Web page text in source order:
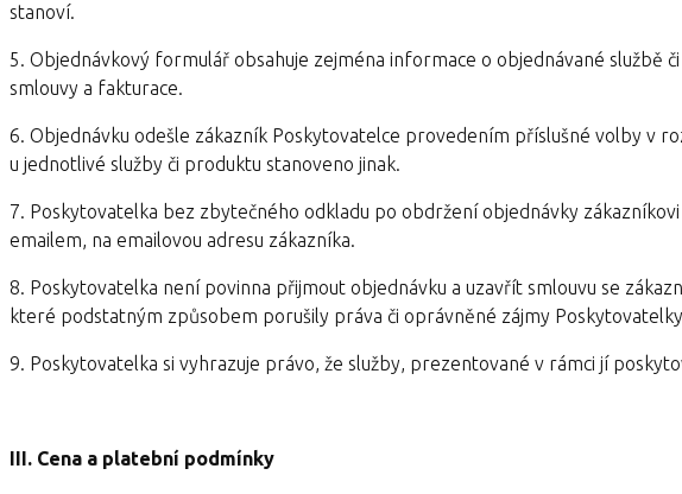
stanoví.
5. Objednávkový formulář obsahuje zejména informace o objednávané službě
smlouvy a fakturace.
6. Objednávku odešle zákazník Poskytovatelce provedením příslušné volby v
u jednotlivé služby či produktu stanoveno jinak.
7. Poskytovatelka bez zbytečného odkladu po obdržení objednávky
emailem, na emailovou adresu zákazníka.
8. Poskytovatelka není povinna přijmout objednávku a uzavřít smlouvu se
které podstatným způsobem porušily práva či oprávněné zájmy
9. Poskytovatelka si vyhrazuje právo, že služby, prezentované v rámci jí
III. Cena a platební podmínky